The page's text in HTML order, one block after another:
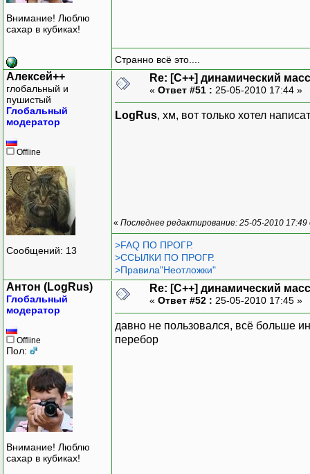
Внимание! Люблю
сахар в кубиках!
Странно всё это....
Алексей++
глобальный и
пушистый
Глобальный
модератор
Offline
Сообщений: 13
Re: [C++] динамический
« Ответ #51 : 25-05-2010 17:44 »
LogRus, хм, вот только хотел
« Последнее редактирование: 25-05-2010
>FAQ ПО ПРОГР.
>ССЫЛКИ ПО ПРОГР.
>Правила"Неотложки"
Антон (LogRus)
Глобальный
модератор
Offline
Пол:
Внимание! Люблю
сахар в кубиках!
Re: [C++] динамический
« Ответ #52 : 25-05-2010 17:45 »
давно не пользовался, всё больше
перебор